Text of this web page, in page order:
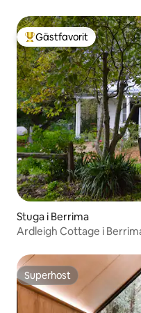
Populär gästfavorit
Gästfavorit
Stuga i Berrima
Ardleigh Cottage i
Superhost
Superhost